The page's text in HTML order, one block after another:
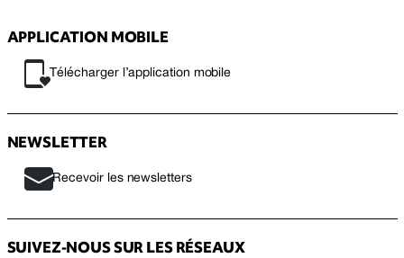
APPLICATION MOBILE
Télécharger l’application mobile
NEWSLETTER
Recevoir les newsletters
SUIVEZ-NOUS SUR LES RÉSEAUX